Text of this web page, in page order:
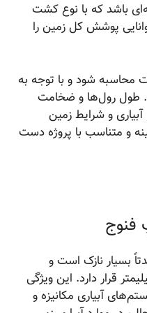
باشد که با نوع کشت
پوشش کل زمین را
شود و با توجه به
رول‌ها و ضخامت
و شرایط زمین
و متناسب با پروژه دست
نازک است و
0.1 تا 0.6 میلیمتر قرار دارد. این ویژگی
آبیاری مکانیزه و